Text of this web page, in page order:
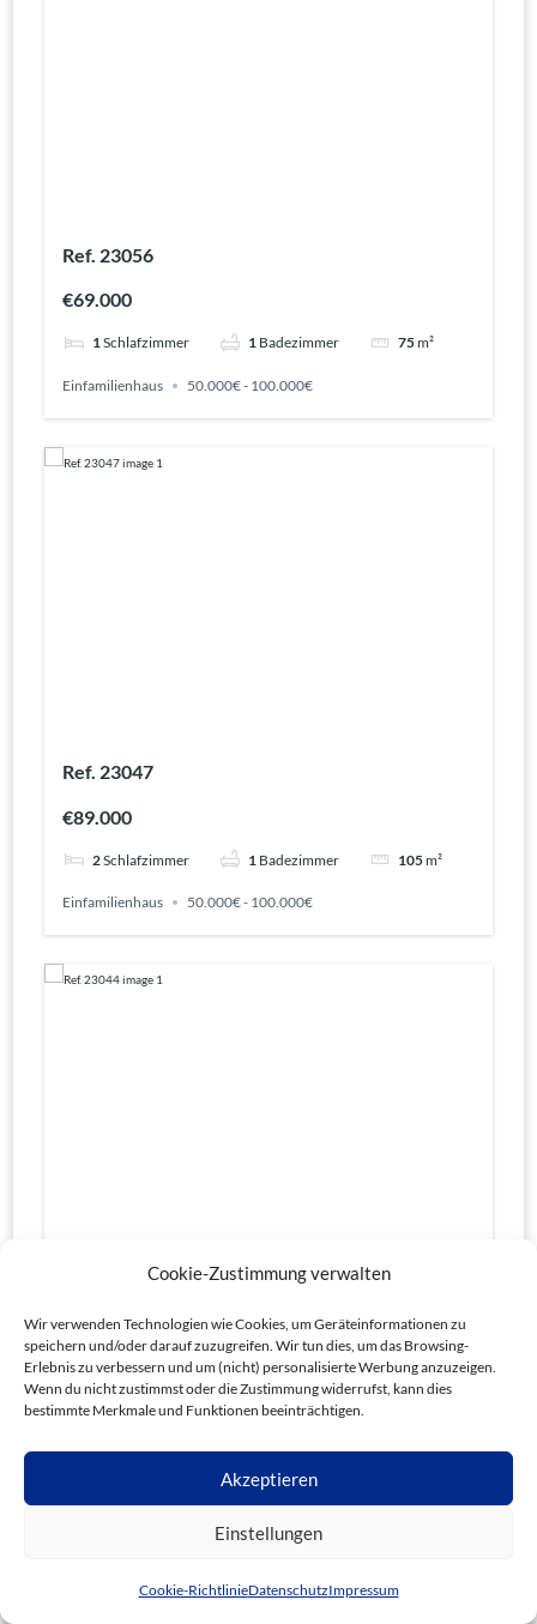
Cookie-Zustimmung verwalten
Wir verwenden Technologien wie Cookies, um Geräteinformationen zu
speichern und/oder darauf zuzugreifen. Wir tun dies, um das Browsing-
Erlebnis zu verbessern und um (nicht) personalisierte Werbung anzuzeigen.
Wenn du nicht zustimmst oder die Zustimmung widerrufst, kann dies
bestimmte Merkmale und Funktionen beeinträchtigen.
Akzeptieren
Einstellungen
Cookie-RichtlinieDatenschutzImpressum
Ref. 23056
€69.000
1Schlafzimmer 1 Badezimmer 75m²
Einfamilienhaus 50.000€ - 100.000€
Ref. 23047
€89.000
2Schlafzimmer 1 Badezimmer 105m²
Einfamilienhaus 50.000€ - 100.000€
Ref. 23044
€99.000
4Schlafzimmer 1Badezimmer 130m²
Einfamilienhaus 50.000€ - 100.000€